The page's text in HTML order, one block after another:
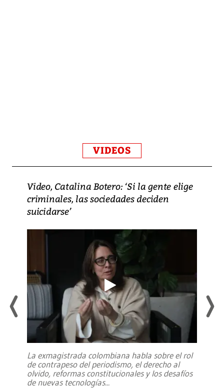
VIDEOS
Video, Catalina Botero: ‘Si la gente elige
criminales, las sociedades deciden
suicidarse’
La exmagistrada colombiana habla sobre el rol
de contrapeso del periodismo, el derecho al
olvido, reformas constitucionales y los desafíos
de nuevas tecnologías...